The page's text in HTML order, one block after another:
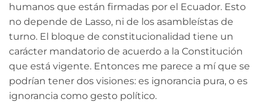
humanos que están firmadas por el Ecuador. Esto
no depende de Lasso, ni de los asambleístas de
turno. El bloque de constitucionalidad tiene un
carácter mandatorio de acuerdo a la Constitución
que está vigente. Entonces me parece a mí que se
podrían tener dos visiones: es ignorancia pura, o es
ignorancia como gesto político.